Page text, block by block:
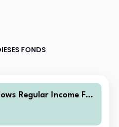
FONDS
Regular Income Fun